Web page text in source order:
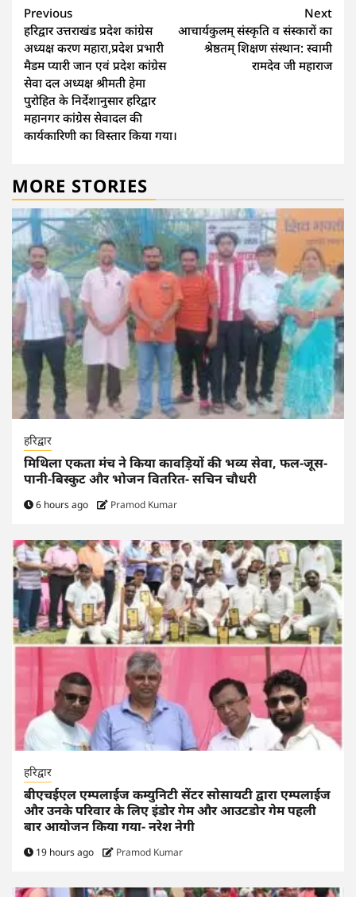
Continue
Reading
Previous
हरिद्वार उत्तराखंड प्रदेश कांग्रेस
अध्यक्ष करण महारा,प्रदेश प्रभारी
मैडम प्यारी जान एवं प्रदेश कांग्रेस
सेवा दल अध्यक्ष श्रीमती हेमा
पुरोहित के निर्देशानुसार हरिद्वार
महानगर कांग्रेस सेवादल की
कार्यकारिणी का विस्तार किया गया।
Next
आचार्यकुलम् संस्कृति व संस्कारों का
श्रेष्ठतम् शिक्षण संस्थान: स्वामी
रामदेव जी महाराज
MORE STORIES
हरिद्वार
मिथिला एकता मंच ने किया कावड़ियों की भव्य सेवा, फल-जूस-
पानी-बिस्कुट और भोजन वितरित- सचिन चौधरी
6 hours ago Pramod Kumar
हरिद्वार
बीएचईएल एम्पलाईज कम्युनिटी सेंटर सोसायटी द्वारा एम्पलाईज
और उनके परिवार के लिए इंडोर गेम और आउटडोर गेम पहली
बार आयोजन किया गया- नरेश नेगी
19 hours ago Pramod Kumar